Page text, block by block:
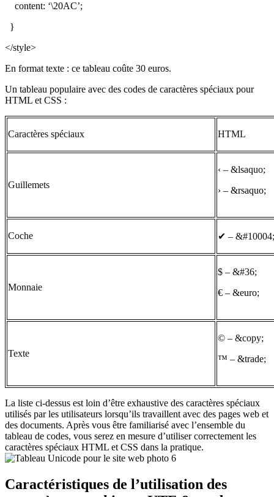
content: ‘\20AC’;
}
</style>
En format texte : ce tableau coûte 30 euros.
Un tableau populaire avec des codes de caractères spéciaux pour
HTML et CSS :
Caractères spéciaux HTML
Guillemets
‹ – &lsaquo;
› – &rsaquo;
Coche ✔ – &#10004;
Monnaie
$ – &#36;
€ – &euro;
Texte
© – &copy;
™ – &trade;
La liste ci-dessus est loin d’être exhaustive des caractères spéciaux
utilisés par les utilisateurs lorsqu’ils travaillent avec des pages web et
des documents. Après vous être familiarisé avec l’ensemble du
tableau de codes, vous serez en mesure d’utiliser correctement les
caractères spéciaux HTML et CSS dans la pratique.
Caractéristiques de l’utilisation des